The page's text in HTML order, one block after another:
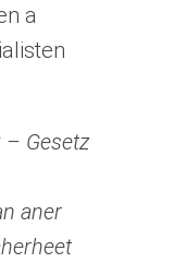
a
– Gesetz
aner